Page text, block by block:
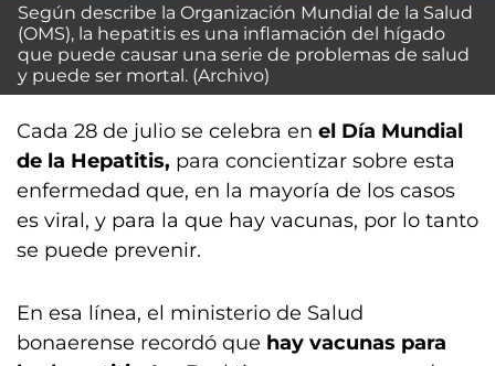
Según describe la Organización Mundial de la Salud
(OMS), la hepatitis es una inflamación del hígado
que puede causar una serie de problemas de salud
y puede ser mortal. (Archivo)
Cada 28 de julio se celebra en el Día Mundial
de la Hepatitis, para concientizar sobre esta
enfermedad que, en la mayoría de los casos
es viral, y para la que hay vacunas, por lo tanto
se puede prevenir.
En esa línea, el ministerio de Salud
bonaerense recordó que hay vacunas para